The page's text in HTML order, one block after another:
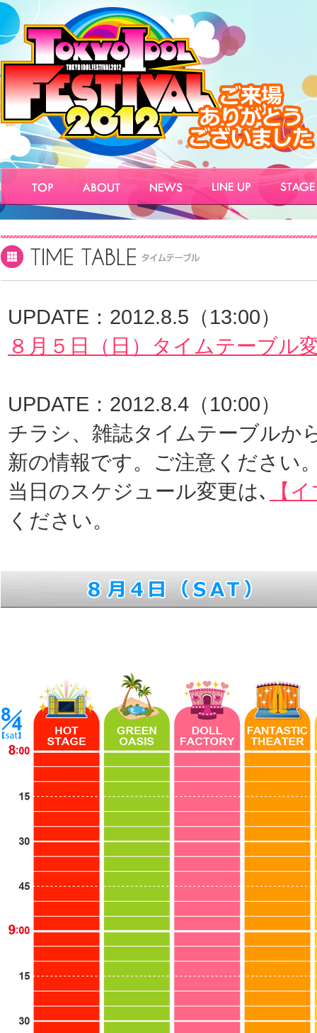
UPDATE：2012.8.5（13:00）
８月５日（日）タイムテーブル
UPDATE：2012.8.4（10:00）
チラシ、雑誌タイムテーブルか
新の情報です。ご注意ください
当日のスケジュール変更は､
【
ください。